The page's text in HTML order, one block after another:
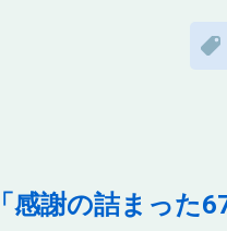
謝の詰まった67